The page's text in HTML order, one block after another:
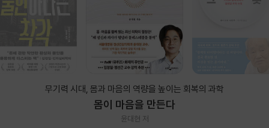
무기력 시대, 몸과 마음의 역량을 높이는 회복의 과학
몸이 마음을 만든다
윤대현 저